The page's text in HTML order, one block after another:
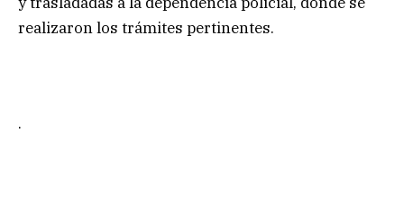
realizaron los trámites pertinentes.
.